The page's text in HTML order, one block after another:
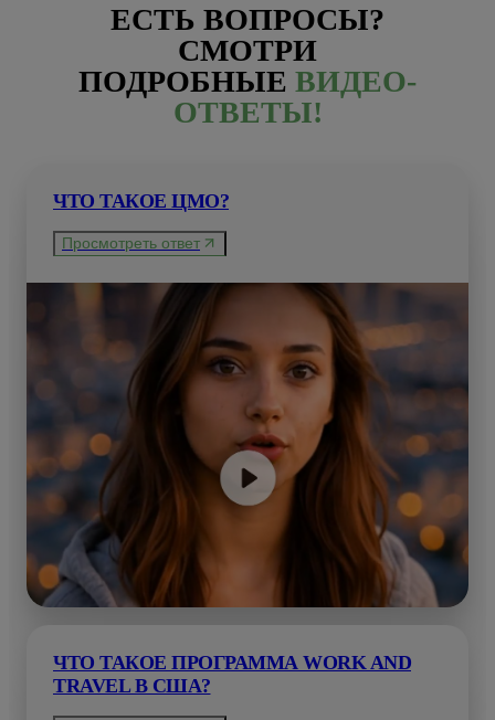
ЕСТЬ ВОПРОСЫ?
СМОТРИ
ПОДРОБНЫЕ ВИДЕО-
ОТВЕТЫ!
ЧТО ТАКОЕ ЦМО?
Просмотреть ответ
ЧТО ТАКОЕ ПРОГРАММА WORK AND
TRAVEL В США?